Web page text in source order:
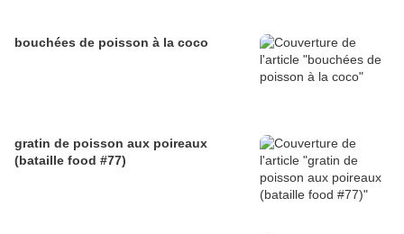
bouchées de poisson à la coco
gratin de poisson aux poireaux
(bataille food #77)